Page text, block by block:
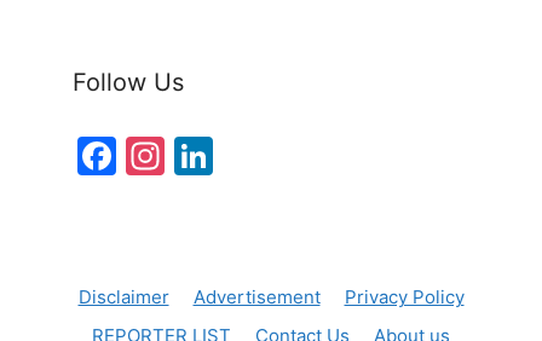
Follow Us
F
b
In
a
dI
Disclaimer Advertisement
Privacy Policy
REPORTER LIST
Contact Us About us